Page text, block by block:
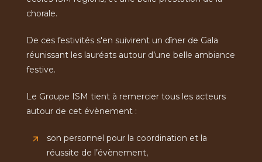
chorale.
De ces festivités s'en suivirent un dîner de Gala
réunissant les lauréats autour d’une belle ambiance
festive.
Le Groupe ISM tient à remercier tous les acteurs
autour de cet évènement :
son personnel pour la coordination et la
réussite de l’évènement,